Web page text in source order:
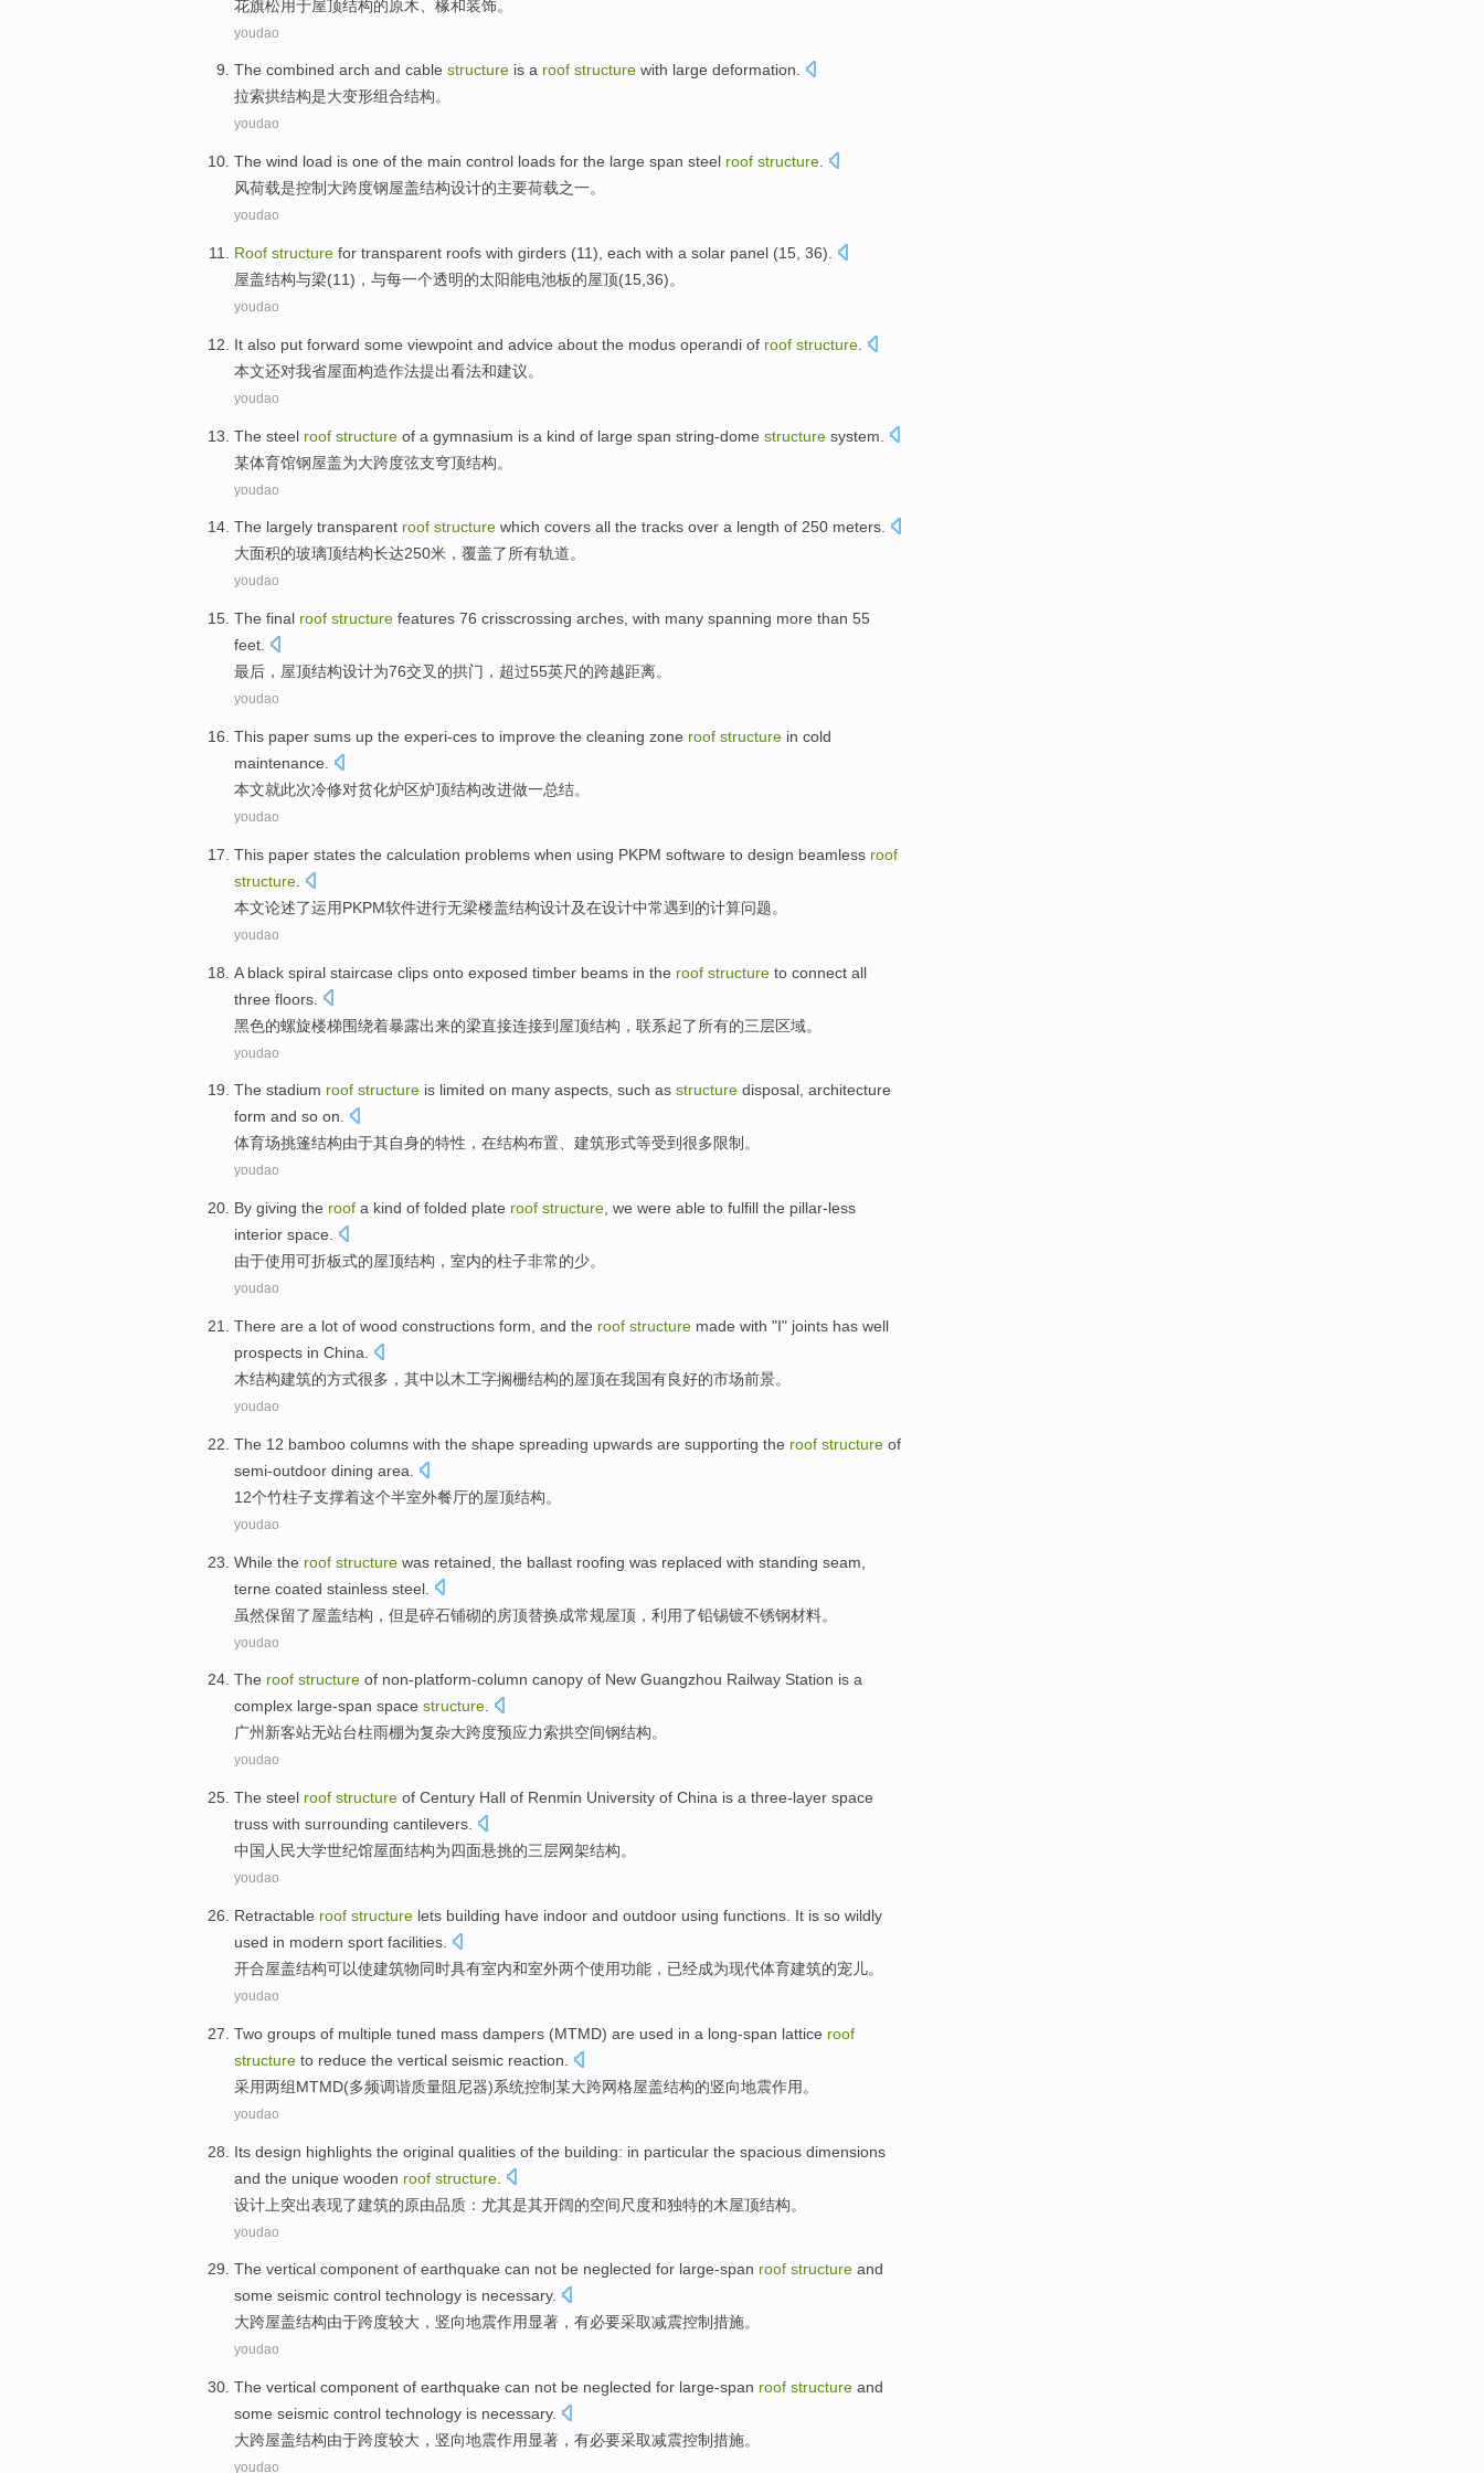
花旗松用于屋顶结构的原木 椽和装饰。
youdao
The combined arch and cable structure is a roof structure with large deformation.
拉索拱结构是大变形组合结构。
youdao
The wind load is one of the main control loads for the large span steel roof structure
风荷载是控制 大跨度钢屋盖结构设计的主要荷载之一。
youdao
Roof structure for transparent roofs with girders (11), each with a solar panel (15 , 36).
屋盖结构与梁(11)，与每一个透明的太阳能电池板的屋顶(15 ,36)。
youdao
It also put forward some viewpoint and advice about the modus operandi of roof structure
本文还对我省屋面构造作法提出看法和建议。
youdao
The steel roof structure of a gymnasium is a kind of large span string-dome structure system
某体育馆钢屋盖为大跨度弦支穹顶结构。
youdao
The largely transparent roof structure which covers all the tracks over a length of 250 meters.
大面积的玻璃顶结构长达250米 ， 覆盖了所有轨道。
youdao
The final roof structure features 76 crisscrossing arches with many spanning more than 55
feet
最后 ， 屋顶结构设计为76交叉 的拱门， 超过55英尺的跨越距离。
youdao
This paper sums up the experi-ces to improve the cleaning zone roof structure in cold
maintenance.
本文就此次冷修对贫化炉区炉顶结构改进做一总结。
youdao
This paper states the calculation problems when using PKPM software to design beamless roof
structure
本文论述了运用PKPM软件进行无梁楼盖结构设计及在设计中常遇到的计算问题。
youdao
A black spiral staircase clips onto exposed timber beams in the roof structure to connect all
three floors
黑色的螺旋楼梯围绕着暴露出来的梁直接连接到屋顶结构 ，联系起了所有的三层区域。
youdao
The stadium roof structure is limited on many aspects, such as structure disposal, architecture
form and so on.
体育场挑篷结构由于其自身的特性 ，在结构布置、 建筑形式等受到很多限制。
youdao
By giving the roof a kind of folded plate roof structure , we were able to fulfill the pillar-less
interior space
由于使用可折板式的屋顶结构 ， 室内的柱子非常的少。
youdao
There are a lot of wood constructions form , and the roof structure made with "I" joints has well
prospects in China
木结构建筑的方式很多 ，其中 以木工字搁栅结构的屋顶在我国有良好的市场前景。
youdao
The 12 bamboo columns with the shape spreading upwards are supporting the roof structure of
semi-outdoor dining area
12个竹柱子支撑着这个半室外餐厅的屋顶结构。
youdao
While the roof structure was retained , the ballast roofing was replaced with standing seam,
terne coated stainless steel
虽然保留了屋盖结构 ，但是碎石铺砌的房顶替换成常规屋顶 ，利用了铅锡镀不锈钢材料。
youdao
The roof structure of non-platform-column canopy of New Guangzhou Railway Station is a
complex large-span space structure.
广州 新客站无站台柱雨棚为复杂大跨度预应力索拱空间钢结构。
youdao
The steel roof structure of Century Hall of Renmin University of China is a three-layer space
truss with surrounding cantilevers
中国 人民大学世纪馆屋面结构为四面悬挑的三层网架结构。
youdao
Retractable roof structure lets building have indoor and outdoor using functions It is so wildly
used in modern sport facilities.
开合屋盖结构可以使建筑物同时具有室内和室外两个使用功能 ， 已经成为现代体育建筑的宠儿。
youdao
Two groups of multiple tuned mass dampers (MTMD) are used in a long-span lattice roof
structure to reduce the vertical seismic reaction.
采用两组MTMD(多频调谐质量阻尼器)系统控制某大跨网格屋盖结构的竖向地震作用。
youdao
Its design highlights the original qualities of the building: in particular the spacious dimensions
and the unique wooden roof structure
设计 上突出表现了建筑的原由品质： 尤其是其开阔的空间尺度和独特的木屋顶结构。
youdao
The vertical component of earthquake can not be neglected for large-span roof structure and
some seismic control technology is necessary.
大跨屋盖结构由于跨度较大， 竖向地震作用显著，有必要采取减震控制措施。
youdao
The vertical component of earthquake can not be neglected for large-span roof structure and
some seismic control technology is necessary.
大跨屋盖结构由于跨度较大， 竖向地震作用显著，有必要采取减震控制措施。
youdao